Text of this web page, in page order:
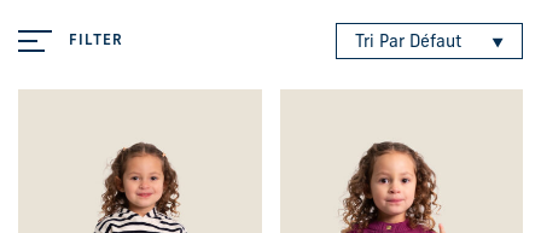
FILTER Tri Par Défaut